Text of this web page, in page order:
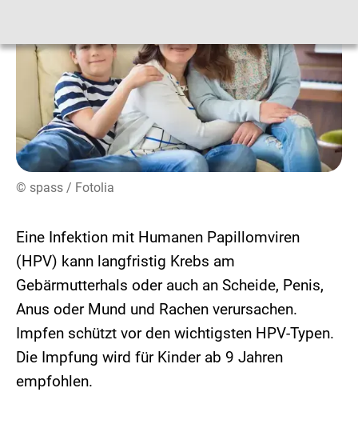
© spass / Fotolia
Eine Infektion mit Humanen Papillomviren
(HPV) kann langfristig Krebs am
Gebärmutterhals oder auch an Scheide, Penis,
Anus oder Mund und Rachen verursachen.
Impfen schützt vor den wichtigsten HPV-Typen.
Die Impfung wird für Kinder ab 9 Jahren
empfohlen.